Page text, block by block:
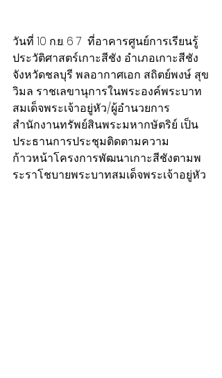
วันที่ 10 ก.ย. 6 7  ที่อาคารศูนย์การเรียนรู้
ประวัติศาสตร์เกาะสีชัง อำเภอเกาะสีชัง
จังหวัดชลบุรี พลอากาศเอก สถิตย์พงษ์ สุข
วิมล ราชเลขานุการในพระองค์พระบาท
สมเด็จพระเจ้าอยู่หัว/ผู้อำนวยการ
สำนักงานทรัพย์สินพระมหากษัตริย์ เป็น
ประธานการประชุมติดตามความ
ก้าวหน้าโครงการพัฒนาเกาะสีชังตามพ
ระราโชบายพระบาทสมเด็จพระเจ้าอยู่หัว